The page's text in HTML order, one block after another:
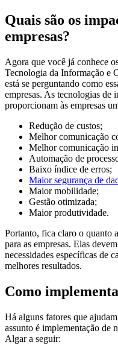
Quais são os
empresas?
Agora que você já conhece
Tecnologia da Informação e
está se perguntando como
empresas. As tecnologias de
proporcionam às empresas
Redução de custos;
Melhor comunicação
Melhor comunicação
Automação de
Baixo índice de erros;
Maior segurança de
Maior mobilidade;
Gestão otimizada;
Maior produtividade.
Portanto, fica claro o quanto
para as empresas. Elas
necessidades específicas de
melhores resultados.
Como
Há alguns fatores que
assunto é implementação de
Algar a seguir: